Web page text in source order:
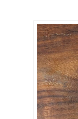
關於我們
聯絡我們
客製化相簿